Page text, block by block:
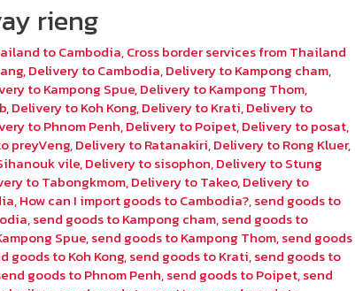
rieng
to Cambodia,Cross border services from Thailand
,Delivery to Cambodia,Delivery to Kampong cham,
to Kampong Spue,Delivery to Kampong Thom,
,Delivery to Koh Kong,Delivery to Krati,Delivery to
to Phnom Penh,Delivery to Poipet,Delivery to posat,
preyVeng,Delivery to Ratanakiri,Delivery to Rong Kluer,
vile,Delivery to sisophon,Delivery to Stung
to Tabongkmom,Delivery to Takeo,Delivery to
,How can I import goods to Cambodia?,send goods to
,send goods to Kampong cham,send goods to
Spue,send goods to Kampong Thom,send goods
goods to Koh Kong,send goods to Krati,send goods to
goods to Phnom Penh,send goods to Poipet,send